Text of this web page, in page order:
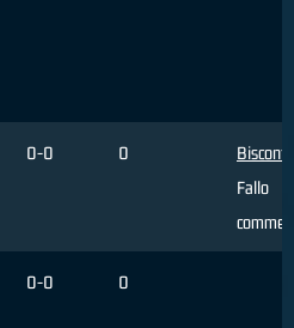
0-0 0
Bisconti
Fallo
0-0 0